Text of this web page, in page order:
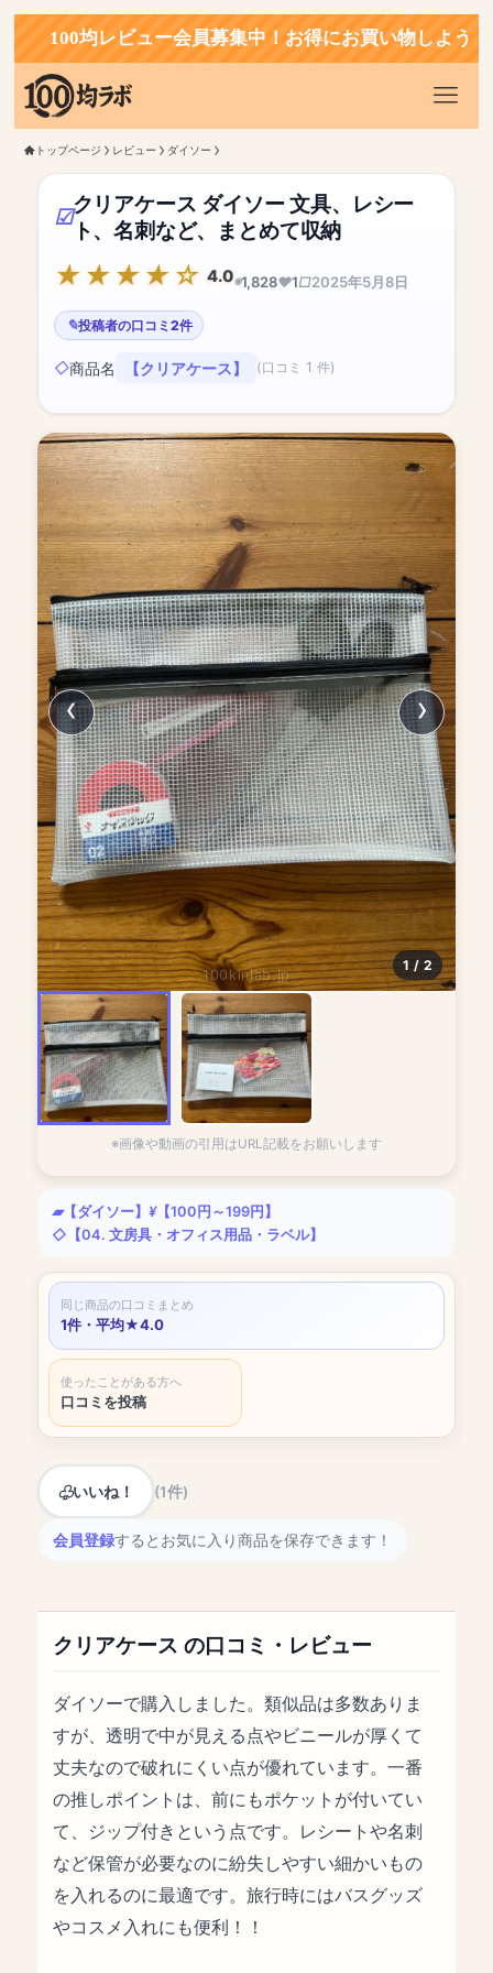
均レビュー会員募集中！お得にお買い物しよう！
トップページ レビュー ダイソー
クリアケース ダイソー 文具、レシー
ト、名刺など、まとめて収納
4.0 1,828 1 2025年5月8日
投稿者の口コミ2件
商品名 【クリアケース】 (口コミ 1 件)
100kinlab.jp
1 / 2
※画像や動画の引用はURL記載をお願いします
【ダイソー】
【100円～199円】
【04. 文房具・オフィス用品・ラベル】
同じ商品の口コミまとめ
1件・平均★4.0
使ったことがある方へ
口コミを投稿
いいね！ (1件)
会員登録するとお気に入り商品を保存できます！
クリアケース の口コミ・レビュー
ダイソーで購入しました。類似品は多数ありま
すが、透明で中が見える点やビニールが厚くて
丈夫なので破れにくい点が優れています。一番
の推しポイントは、前にもポケットが付いてい
て、ジップ付きという点です。レシートや名刺
など保管が必要なのに紛失しやすい細かいもの
を入れるのに最適です。旅行時にはバスグッズ
やコスメ入れにも便利！！